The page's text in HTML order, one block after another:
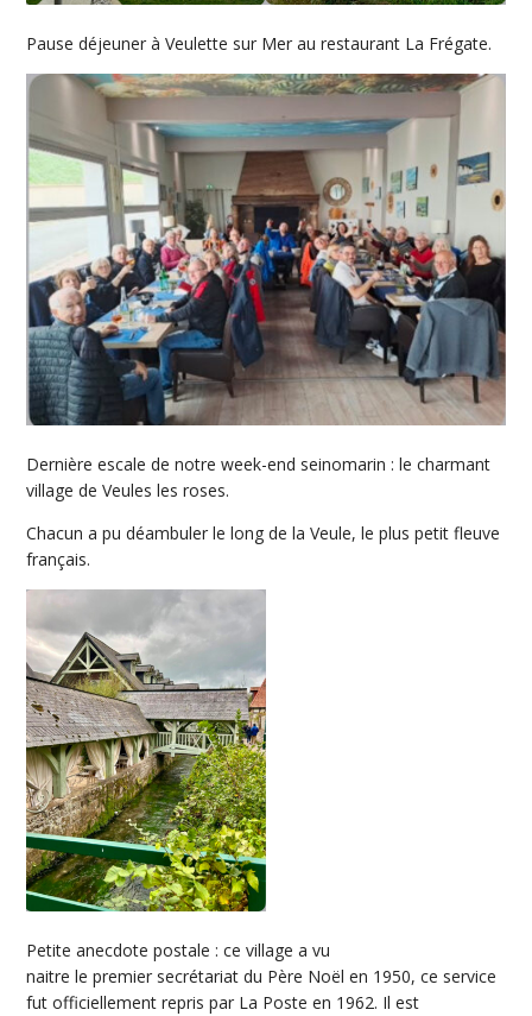
Pause déjeuner à Veulette sur Mer au restaurant La Frégate.
Dernière escale de notre week-end seinomarin : le charmant
village de Veules les roses.
Chacun a pu déambuler le long de la Veule, le plus petit fleuve
français.
Petite anecdote postale : ce village a vu
naitre le premier secrétariat du Père Noël en 1950, ce service
fut officiellement repris par La Poste en 1962. Il est